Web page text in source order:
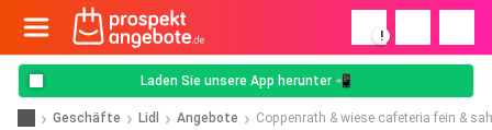
!
Laden Sie unsere App herunter 📲
Geschäfte Lidl Angebote Coppenrath & wiese cafeteria fein &